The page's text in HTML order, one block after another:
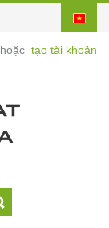
hoặc tạo tài khoản